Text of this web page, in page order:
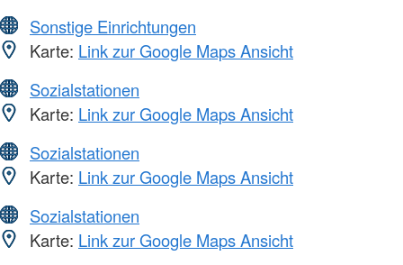
Sonstige Einrichtungen
Karte: Link zur Google Maps Ansicht
Sozialstationen
Karte: Link zur Google Maps Ansicht
Sozialstationen
Karte: Link zur Google Maps Ansicht
Sozialstationen
Karte: Link zur Google Maps Ansicht